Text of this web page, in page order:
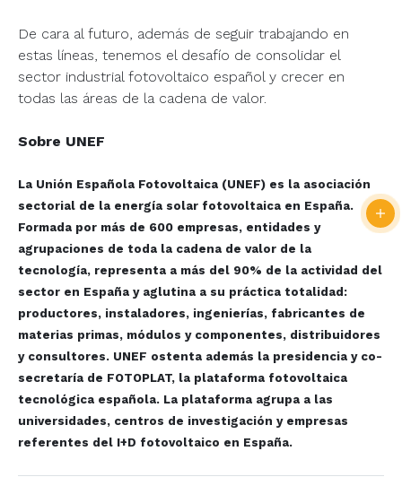
De cara al futuro, además de seguir trabajando en
estas líneas, tenemos el desafío de consolidar el
sector industrial fotovoltaico español y crecer en
todas las áreas de la cadena de valor.
Sobre UNEF
La Unión Española Fotovoltaica (UNEF) es la asociación
sectorial de la energía solar fotovoltaica en España.
Formada por más de 600 empresas, entidades y
agrupaciones de toda la cadena de valor de la
tecnología, representa a más del 90% de la actividad del
sector en España y aglutina a su práctica totalidad:
productores, instaladores, ingenierías, fabricantes de
materias primas, módulos y componentes, distribuidores
y consultores. UNEF ostenta además la presidencia y co-
secretaría de FOTOPLAT, la plataforma fotovoltaica
tecnológica española. La plataforma agrupa a las
universidades, centros de investigación y empresas
referentes del I+D fotovoltaico en España.